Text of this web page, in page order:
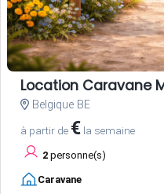
Location Caravane
Belgique BE
à partir de € la semaine
2 personne(s)
Caravane